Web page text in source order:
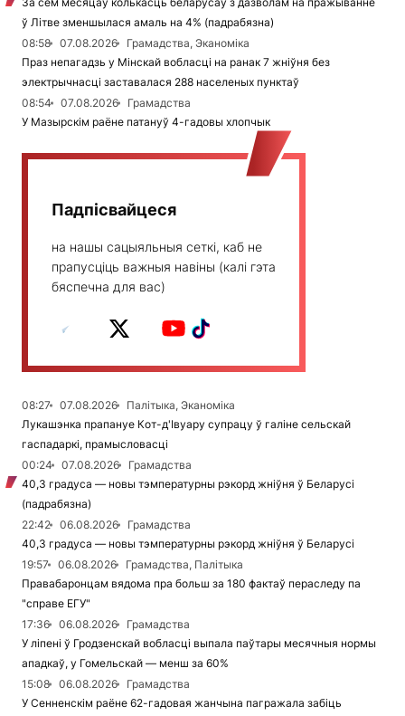
ў Літве зменшылася амаль на 4% (падрабязна)
08:58
07.08.2026
Грамадства, Эканоміка
Праз непагадзь у Мінскай вобласці на ранак 7 жніўня без
электрычнасці заставалася 288 населеных пунктаў
08:54
07.08.2026
Грамадства
У Мазырскім раёне патануў 4-гадовы хлопчык
Падпісвайцеся
на нашы сацыяльныя сеткі, каб не
прапусціць важныя навіны (калі гэта
бяспечна для вас)
08:27 07.08.2026
Палітыка, Эканоміка
Лукашэнка прапануе Кот-д'Івуару супрацу ў галіне сельскай
гаспадаркі, прамысловасці
00:24
07.08.2026
Грамадства
40,3 градуса — новы тэмпературны рэкорд жніўня ў Беларусі
(падрабязна)
22:42
06.08.2026
Грамадства
40,3 градуса — новы тэмпературны рэкорд жніўня ў Беларусі
19:57
06.08.2026
Грамадства, Палітыка
Правабаронцам вядома пра больш за 180 фактаў пераследу па
"справе ЕГУ"
17:36
06.08.2026
Грамадства
У ліпені ў Гродзенскай вобласці выпала паўтары месячныя нормы
ападкаў, у Гомельскай — менш за 60%
15:08
06.08.2026
Грамадства
У Сенненскім раёне 62-гадовая жанчына пагражала забіць